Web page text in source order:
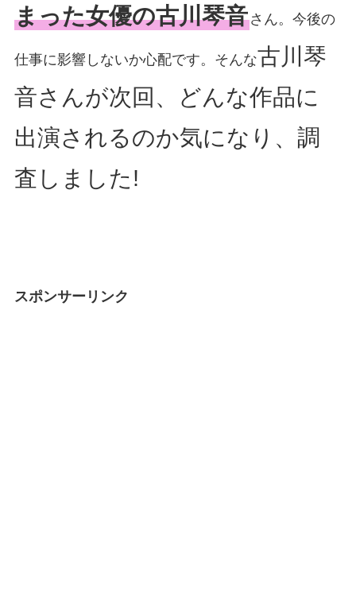
まった女優の古川琴音さん。今後の
仕事に影響しないか心配です。そんな古川琴
音さんが次回、どんな作品に
出演されるのか気になり、調
査しました!
スポンサーリンク